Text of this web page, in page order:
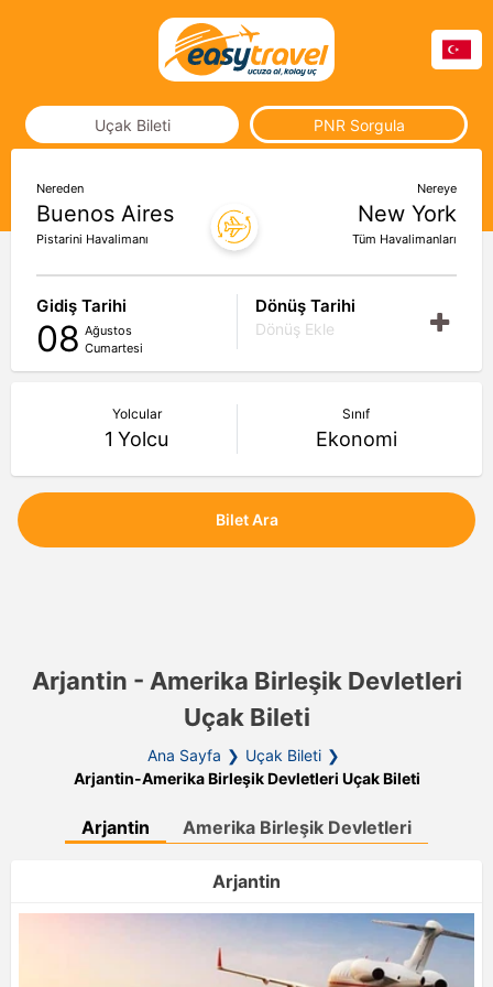
Uçak Bileti PNR Sorgula
Nereden
Buenos Aires
Pistarini Havalimanı
Nereye
New York
Tüm Havalimanları
Gidiş Tarihi
08 Ağustos
Cumartesi
Dönüş Tarihi
Dönüş Ekle
Yolcular
1 Yolcu
Sınıf
Ekonomi
Bilet Ara
Arjantin - Amerika Birleşik Devletleri
Uçak Bileti
Ana Sayfa
Uçak Bileti
Arjantin-Amerika Birleşik Devletleri Uçak Bileti
Arjantin Amerika Birleşik Devletleri
Arjantin